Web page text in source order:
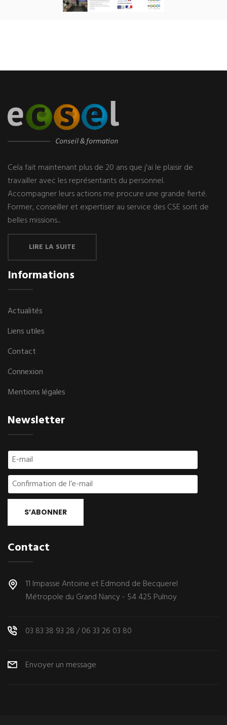
Cela fait maintenant plus de 20 ans que j'ai le plaisir de
travailler avec les représentants du personnel.
Accompagner leurs actions me procure une grande fierté.
Former, conseiller et expertiser au service des CSE sont de
belles missions...
LIRE LA SUITE
Informations
Actualités
Liens utiles
Contact
Connexion
Mentions légales
Newsletter
S’ABONNER
Contact
11 Impasse Antoine et Edmond de Becquerel
Métropole du Grand Nancy - 54 425 Pulnoy
03 83 38 93 28/06 33 26 03 80
Envoyer un message